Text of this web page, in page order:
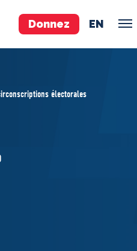
Donnez EN
électorales